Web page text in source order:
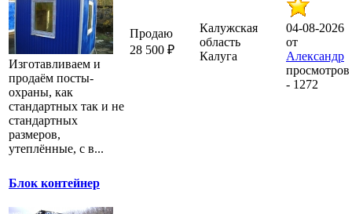
Изготавливаем и
продаём посты-
охраны, как
стандартных так и не
стандартных
размеров,
утеплённые, с в...
Продаю
28 500 ₽
Калужская
область
Калуга
04-08-2026
от
Александр
просмотров
- 1272
Блок контейнер